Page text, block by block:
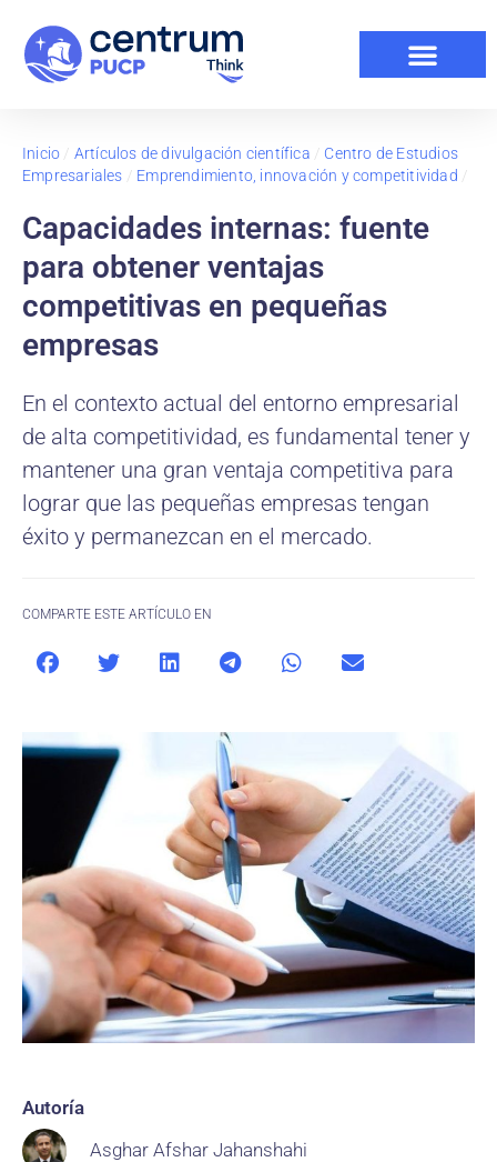
Inicio / Artículos de divulgación científica / Centro de Estudios
Empresariales / Emprendimiento, innovación y competitividad /
Capacidades internas: fuente
para obtener ventajas
competitivas en pequeñas
empresas
En el contexto actual del entorno empresarial
de alta competitividad, es fundamental tener y
mantener una gran ventaja competitiva para
lograr que las pequeñas empresas tengan
éxito y permanezcan en el mercado.
COMPARTE ESTE ARTÍCULO EN
Autoría
Asghar Afshar Jahanshahi